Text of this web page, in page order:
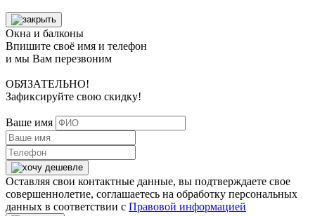
Окна и балконы
Впишите своё имя и телефон
и мы Вам перезвоним
ОБЯЗАТЕЛЬНО!
Зафиксируйте свою скидку!
Ваше имя
Оставляя свои контактные данные, вы подтверждаете свое
совершеннолетие, соглашаетесь на обработку персональных
данных в соответствии с Правовой информацией